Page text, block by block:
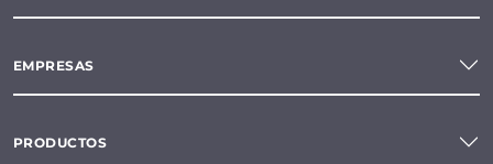
EMPRESAS
PRODUCTOS